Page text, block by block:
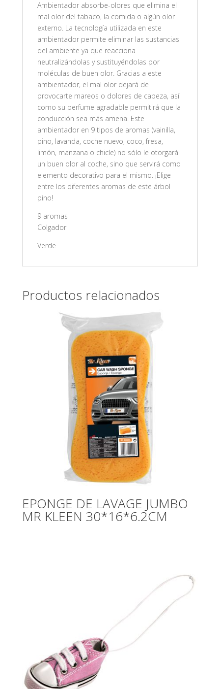
Ambientador absorbe-olores que elimina el
mal olor del tabaco, la comida o algún olor
externo. La tecnología utilizada en este
ambientador permite eliminar las sustancias
del ambiente ya que reacciona
neutralizándolas y sustituyéndolas por
moléculas de buen olor. Gracias a este
ambientador, el mal olor dejará de
provocarte mareos o dolores de cabeza, así
como su perfume agradable permitirá que la
conducción sea más amena. Este
ambientador en 9 tipos de aromas (vainilla,
pino, lavanda, coche nuevo, coco, fresa,
limón, manzana o chicle) no sólo le otorgará
un buen olor al coche, sino que servirá como
elemento decorativo para el mismo. ¡Elige
entre los diferentes aromas de este árbol
pino!
9 aromas
Colgador
Verde
Productos relacionados
EPONGE DE LAVAGE JUMBO
MR KLEEN 30*16*6.2CM